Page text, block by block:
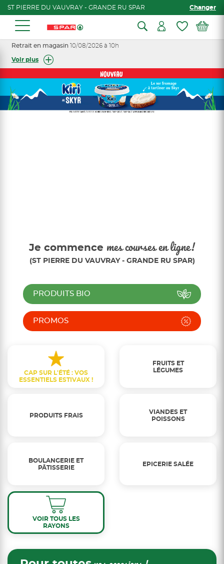
ST PIERRE DU VAUVRAY - GRANDE RU SPAR Changer
Retrait en magasin 10/08/2026 à 10h
Voir plus
Je commence mes courses en ligne!
(ST PIERRE DU VAUVRAY - GRANDE RU SPAR)
PRODUITS BIO
PROMOS
CAP SUR L'ÉTÉ : VOS
ESSENTIELS ESTIVAUX !
FRUITS ET
LÉGUMES
PRODUITS FRAIS
VIANDES ET
POISSONS
BOULANGERIE ET
PÂTISSERIE
EPICERIE SALÉE
VOIR TOUS LES
RAYONS